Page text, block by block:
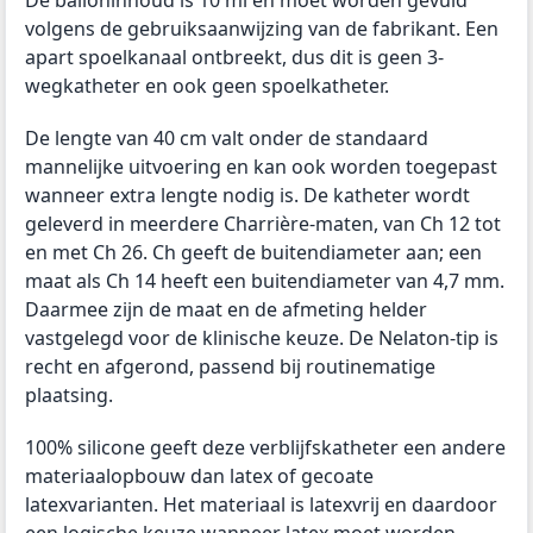
volgens de gebruiksaanwijzing van de fabrikant. Een
apart spoelkanaal ontbreekt, dus dit is geen 3-
wegkatheter en ook geen spoelkatheter.
De lengte van 40 cm valt onder de standaard
mannelijke uitvoering en kan ook worden toegepast
wanneer extra lengte nodig is. De katheter wordt
geleverd in meerdere Charrière-maten, van Ch 12 tot
en met Ch 26. Ch geeft de buitendiameter aan; een
maat als Ch 14 heeft een buitendiameter van 4,7 mm.
Daarmee zijn de maat en de afmeting helder
vastgelegd voor de klinische keuze. De Nelaton-tip is
recht en afgerond, passend bij routinematige
plaatsing.
100% silicone geeft deze verblijfskatheter een andere
materiaalopbouw dan latex of gecoate
latexvarianten. Het materiaal is latexvrij en daardoor